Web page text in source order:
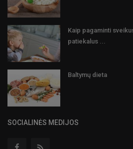
Kaip pagaminti
patiekalus ...
Baltymų dieta
SOCIALINĖS MEDIJOS